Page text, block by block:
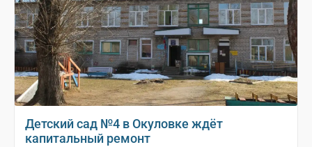
Детский сад №4 в Окуловке ждёт
капитальный ремонт